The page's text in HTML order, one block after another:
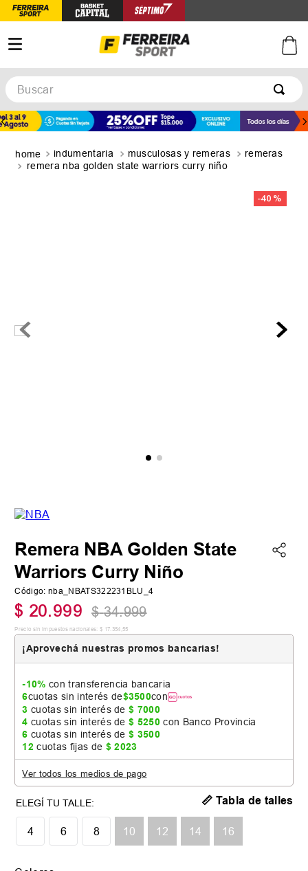
Buscar
indumentaria musculosas y remeras
remeras
remera nba golden state warriors curry niño
-40 %
Remera NBA Golden State
Warriors Curry Niño
Código: nba_NBATS322231BLU_4
$ 20.999 $ 34.999
Precio sin impuestos nacionales: $ 17.354 ,55
¡Aprovechá nuestras promos bancarias!
-10% con transferencia bancaria
6cuotas sin interés de$3500con
3 cuotas sin interés de$ 7000
4 cuotas sin interés de$ 5250 con Banco Provincia
6 cuotas sin interés de$ 3500
12 cuotas fijas de $ 2023
Ver todos los medios de pago
10 12 14 16
4 6 8
📏 Tabla de talles
TÉRMINOS MÁS BUSCADOS
.
zapatillas